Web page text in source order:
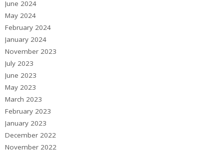
June 2024
May 2024
February 2024
January 2024
November 2023
July 2023
June 2023
May 2023
March 2023
February 2023
January 2023
December 2022
November 2022